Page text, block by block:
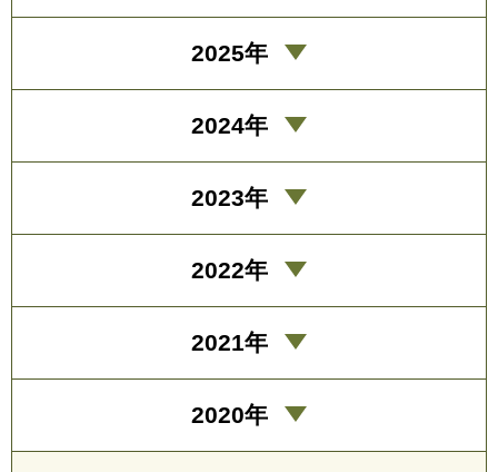
2025年
2024年
2023年
2022年
2021年
2020年